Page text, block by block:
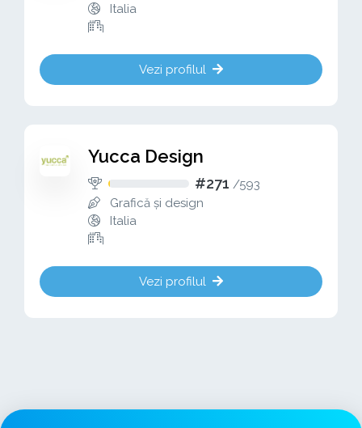
Italia
Vezi profilul
Yucca Design
#271 /593
Grafică și design
Italia
Vezi profilul